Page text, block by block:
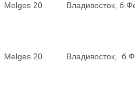
Melges 20 Владивосток,
Melges 20 Владивосток,